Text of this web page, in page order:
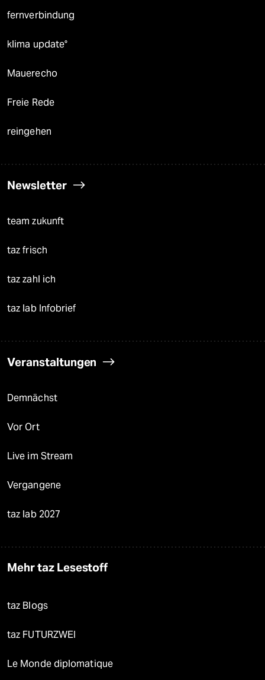
fernverbindung
klima update°
Mauerecho
Freie Rede
reingehen
Newsletter
team zukunft
taz frisch
taz zahl ich
taz lab Infobrief
Veranstaltungen
Demnächst
Vor Ort
Live im Stream
Vergangene
taz lab 2027
Mehr taz Lesestoff
taz Blogs
taz FUTURZWEI
Le Monde diplomatique